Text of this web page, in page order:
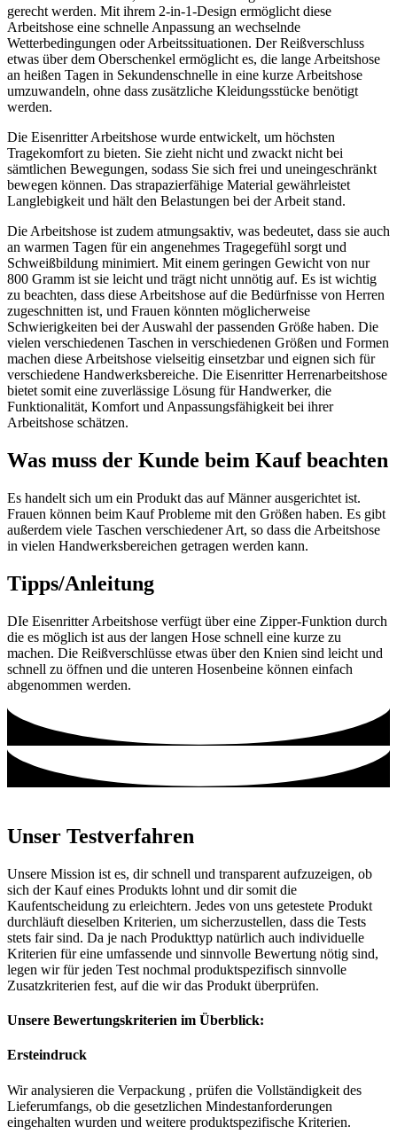
gerecht werden. Mit ihrem 2-in-1-Design ermöglicht diese
Arbeitshose eine schnelle Anpassung an wechselnde
Wetterbedingungen oder Arbeitssituationen. Der Reißverschluss
etwas über dem Oberschenkel ermöglicht es, die lange Arbeitshose
an heißen Tagen in Sekundenschnelle in eine kurze Arbeitshose
umzuwandeln, ohne dass zusätzliche Kleidungsstücke benötigt
werden.
Die Eisenritter Arbeitshose wurde entwickelt, um höchsten
Tragekomfort zu bieten. Sie zieht nicht und zwackt nicht bei
sämtlichen Bewegungen, sodass Sie sich frei und uneingeschränkt
bewegen können. Das strapazierfähige Material gewährleistet
Langlebigkeit und hält den Belastungen bei der Arbeit stand.
Die Arbeitshose ist zudem atmungsaktiv, was bedeutet, dass sie auch
an warmen Tagen für ein angenehmes Tragegefühl sorgt und
Schweißbildung minimiert. Mit einem geringen Gewicht von nur
800 Gramm ist sie leicht und trägt nicht unnötig auf. Es ist wichtig
zu beachten, dass diese Arbeitshose auf die Bedürfnisse von Herren
zugeschnitten ist, und Frauen könnten möglicherweise
Schwierigkeiten bei der Auswahl der passenden Größe haben. Die
vielen verschiedenen Taschen in verschiedenen Größen und Formen
machen diese Arbeitshose vielseitig einsetzbar und eignen sich für
verschiedene Handwerksbereiche. Die Eisenritter Herrenarbeitshose
bietet somit eine zuverlässige Lösung für Handwerker, die
Funktionalität, Komfort und Anpassungsfähigkeit bei ihrer
Arbeitshose schätzen.
Was muss der Kunde beim Kauf beachten
Es handelt sich um ein Produkt das auf Männer ausgerichtet ist.
Frauen können beim Kauf Probleme mit den Größen haben. Es gibt
außerdem viele Taschen verschiedener Art, so dass die Arbeitshose
in vielen Handwerksbereichen getragen werden kann.
Tipps/Anleitung
DIe Eisenritter Arbeitshose verfügt über eine Zipper-Funktion durch
die es möglich ist aus der langen Hose schnell eine kurze zu
machen. Die Reißverschlüsse etwas über den Knien sind leicht und
schnell zu öffnen und die unteren Hosenbeine können einfach
abgenommen werden.
Unser Testverfahren
Unsere Mission ist es, dir schnell und transparent aufzuzeigen, ob
sich der Kauf eines Produkts lohnt und dir somit die
Kaufentscheidung zu erleichtern. Jedes von uns getestete Produkt
durchläuft dieselben Kriterien, um sicherzustellen, dass die Tests
stets fair sind. Da je nach Produkttyp natürlich auch individuelle
Kriterien für eine umfassende und sinnvolle Bewertung nötig sind,
legen wir für jeden Test nochmal produktspezifisch sinnvolle
Zusatzkriterien fest, auf die wir das Produkt überprüfen.
Unsere Bewertungskriterien im Überblick:
Ersteindruck
Wir analysieren die Verpackung , prüfen die Vollständigkeit des
Lieferumfangs, ob die gesetzlichen Mindestanforderungen
eingehalten wurden und weitere produktspezifische Kriterien.